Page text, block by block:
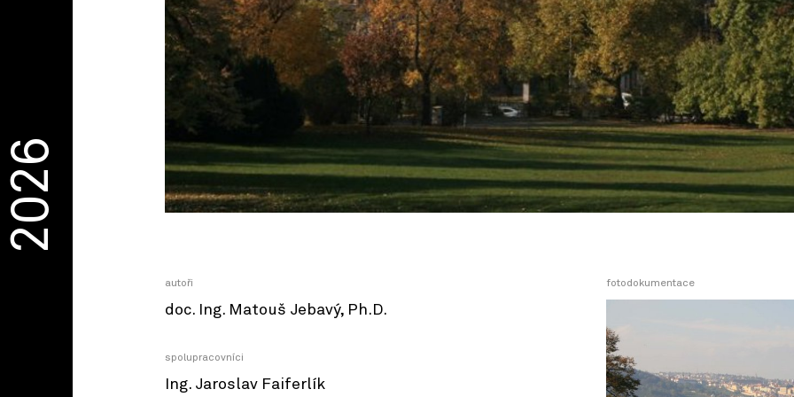
autoři
doc. Ing. Matouš Jebavý, Ph.D.
spolupracovníci
Ing. Jaroslav Faiferlík
fotodokumentace
2026